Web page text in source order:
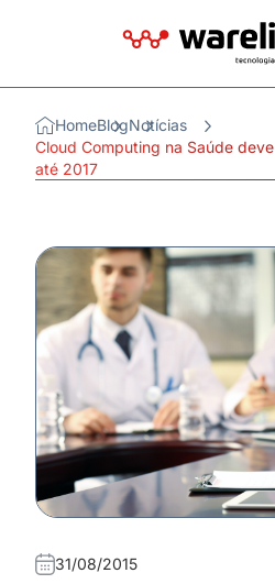
HomeBlogNotícias
Cloud Computing na Saúde
até 2017
31/08/2015